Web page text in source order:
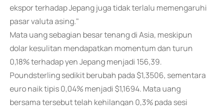
ekspor terhadap Jepang juga tidak terlalu memengaruhi
pasar valuta asing."
Mata uang sebagian besar tenang di Asia, meskipun
dolar kesulitan mendapatkan momentum dan turun
0,18% terhadap yen Jepang menjadi 156,39.
Poundsterling sedikit berubah pada $1,3506, sementara
euro naik tipis 0,04% menjadi $1,1694. Mata uang
bersama tersebut telah kehilangan 0,3% pada sesi